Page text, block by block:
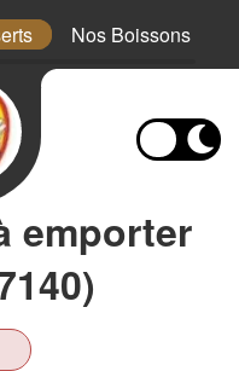
Nos Boissons
emporter